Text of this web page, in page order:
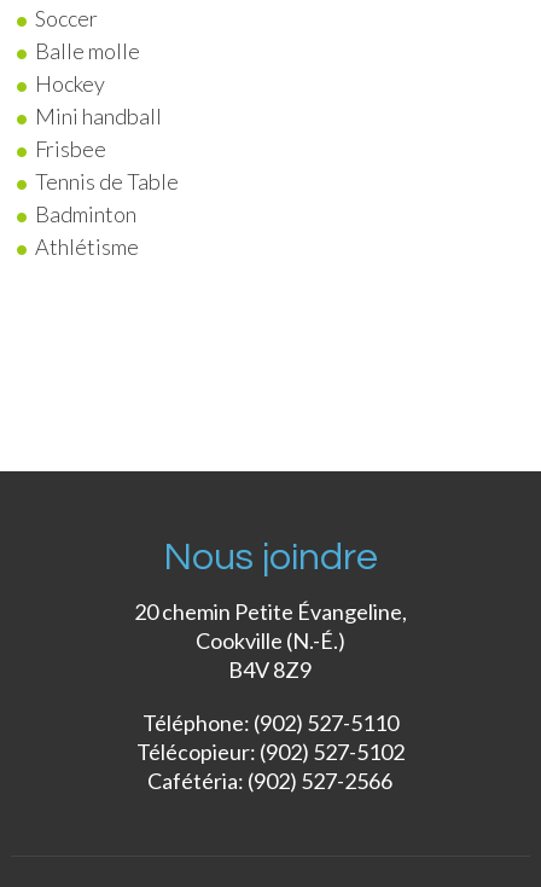
Soccer
Balle molle
Hockey
Mini handball
Frisbee
Tennis de Table
Badminton
Athlétisme
Nous joindre
20 chemin Petite Évangeline,
Cookville (N.-É.)
B4V 8Z9
Téléphone: (902) 527-5110
Télécopieur: (902) 527-5102
Cafétéria: (902) 527-2566